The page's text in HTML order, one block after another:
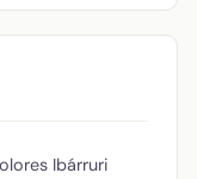
Ibárruri